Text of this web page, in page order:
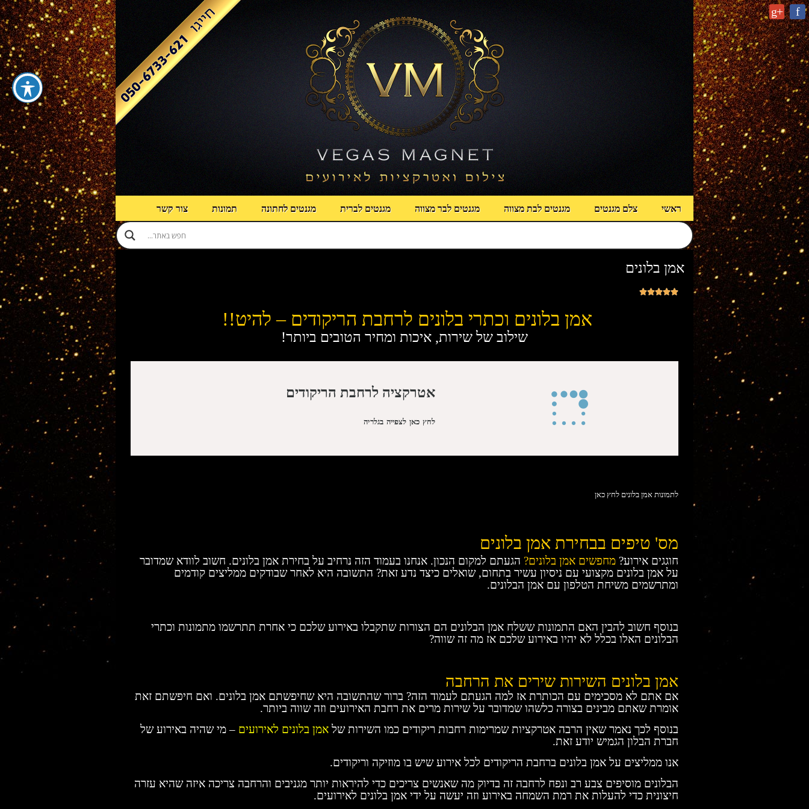
g+ f
ראשי צלם מגנטים מגנטים לבת מצווה מגנטים לבר מצווה מגנטים לברית מגנטים לחתונה תמונות צור קשר
אמן בלונים





אמן בלונים וכתרי בלונים לרחבת הריקודים – להיט!!
שילוב של שירות, איכות ומחיר הטובים ביותר!
אטרקציה לרחבת הריקודים
לחץ כאן לצפייה בגלריה
לתמונות אמן בלונים לחץ כאן
מס' טיפים בבחירת אמן בלונים
חוגגים אירוע? מחפשים אמן בלונים? הגעתם למקום הנכון. אנחנו בעמוד הזה נרחיב על בחירת אמן בלונים. חשוב לוודא שמדובר
על אמן בלונים מקצועי עם ניסיון עשיר בתחום, שואלים כיצד נדע זאת? התשובה היא לאחר שבודקים ממליצים קודמים
ומתרשמים משיחת הטלפון עם אמן הבלונים.
בנוסף חשוב להבין האם התמונות ששלח אמן הבלונים הם הצורות שתקבלו באירוע שלכם כי אחרת תתרשמו מתמונות וכתרי
הבלונים האלו בכלל לא יהיו באירוע שלכם אז מה זה שווה?
אמן בלונים השירות שירים את הרחבה
אם אתם לא מסכימים עם הכותרת אז למה הגעתם לעמוד הזה? ברור שהתשובה היא שחיפשתם אמן בלונים. ואם חיפשתם זאת
אומרת שאתם מבינים בצורה כלשהו שמדובר על שירות מרים את רחבת האירועים וזה שווה ביותר.
בנוסף לכך נאמר שאין הרבה אטרקציות שמרימות רחבות ריקודים כמו השירות של אמן בלונים לאירועים – מי שהיה באירוע של
חברת הבלון הגמיש יודע זאת.
אנו ממליצים על אמן בלונים ברחבת הריקודים לכל אירוע שיש בו מוזיקה וריקודים.
הבלונים מוסיפים צבע רב ונפח לרחבה זה בדיוק מה שאנשים צריכים כדי להיראות יותר מגניבים והרחבה צריכה איזה שהיא עזרה
חיצונית כדי להעלות את רמת השמחה באירוע וזה יעשה על ידי אמן בלונים לאירועים.